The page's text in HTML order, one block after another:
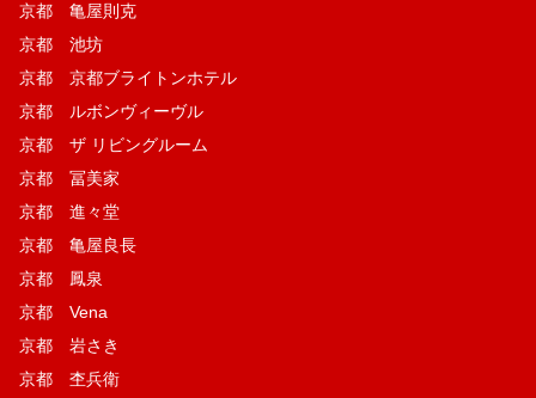
京都 亀屋則克
京都 池坊
京都 京都ブライトンホテル
京都 ルボンヴィーヴル
京都 ザ リビングルーム
京都 冨美家
京都 進々堂
京都 亀屋良長
京都 鳳泉
京都 Vena
京都 岩さき
京都 杢兵衛